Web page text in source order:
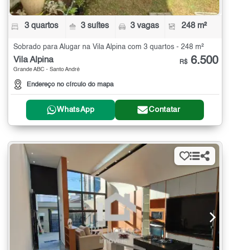
3 quartos 3 suítes 3 vagas 248 m²
Sobrado para Alugar na Vila Alpina com 3 quartos - 248 m²
Vila Alpina
Grande ABC - Santo André
Endereço no círculo do mapa
R$ 6.500
WhatsApp Contatar